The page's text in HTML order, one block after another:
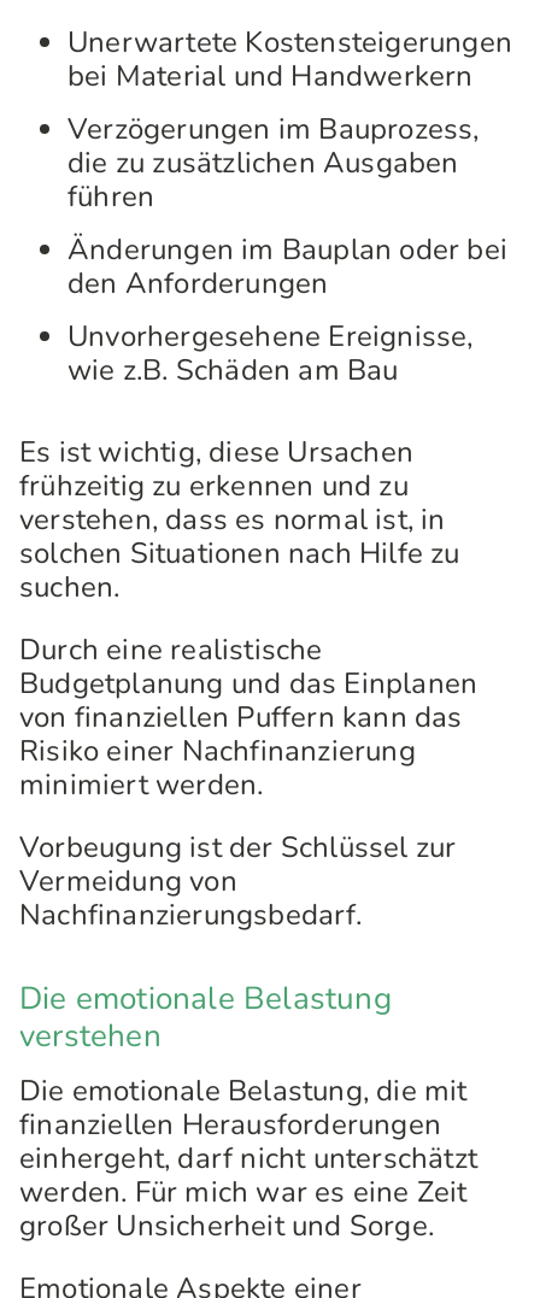
Unerwartete Kostensteigerungen
bei Material und Handwerkern
Verzögerungen im Bauprozess,
die zu zusätzlichen Ausgaben
führen
Änderungen im Bauplan oder bei
den Anforderungen
Unvorhergesehene Ereignisse,
wie z.B. Schäden am Bau
Es ist wichtig, diese Ursachen
frühzeitig zu erkennen und zu
verstehen, dass es normal ist, in
solchen Situationen nach Hilfe zu
suchen.
Durch eine realistische
Budgetplanung und das Einplanen
von finanziellen Puffern kann das
Risiko einer Nachfinanzierung
minimiert werden.
Vorbeugung ist der Schlüssel zur
Vermeidung von
Nachfinanzierungsbedarf.
Die emotionale Belastung
verstehen
Die emotionale Belastung, die mit
finanziellen Herausforderungen
einhergeht, darf nicht unterschätzt
werden. Für mich war es eine Zeit
großer Unsicherheit und Sorge.
Emotionale Aspekte einer